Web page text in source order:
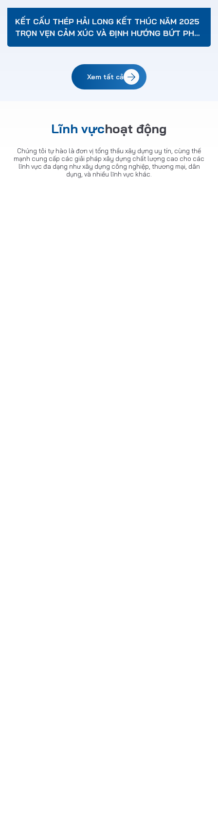
KẾT CẤU THÉP HẢI LONG KẾT THÚC NĂM 2025
TRỌN VẸN CẢM XÚC VÀ ĐỊNH HƯỚNG BỨT PHÁ
2026
Xem tất cả
Lĩnh vựchoạt động
Chúng tôi tự hào là đơn vị tổng thầu xây dựng uy tín, cùng thế
mạnh cung cấp các giải pháp xây dựng chất lượng cao cho các
lĩnh vực đa dạng như xây dựng công nghiệp, thương mại, dân
dụng, và nhiều lĩnh vực khác.